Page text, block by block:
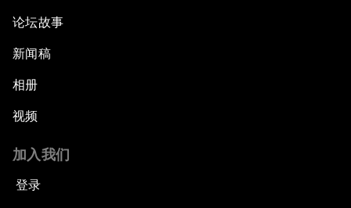
论坛故事
新闻稿
相册
视频
加入我们
登录